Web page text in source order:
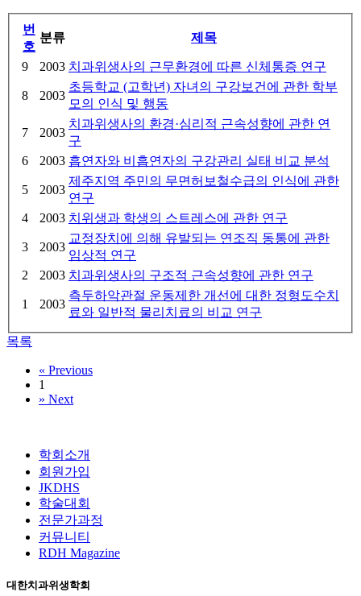
번
호
분류 제목
9 2003 치과위생사의 근무환경에 따른 신체통증 연구
8 2003
초등학교 (고학년) 자녀의 구강보건에 관한 학부
모의 인식 및 행동
7 2003
치과위생사의 환경·심리적 근속성향에 관한 연
구
6
2003 흡연자와 비흡연자의 구강관리 실태 비교 분석
5 2003
제주지역 주민의 무면허보철수급의 인식에 관한
연구
4
2003 치위생과 학생의 스트레스에 관한 연구
3 2003
교정장치에 의해 유발되는 연조직 동통에 관한
임상적 연구
2
2003 치과위생사의 구조적 근속성향에 관한 연구
1 2003
측두하악관절 운동제한 개선에 대한 정형도수치
료와 일반적 물리치료의 비교 연구
목록
« Previous
1
» Next
학회소개
회원가입
JKDHS
학술대회
전문가과정
커뮤니티
RDH Magazine
대한치과위생학회